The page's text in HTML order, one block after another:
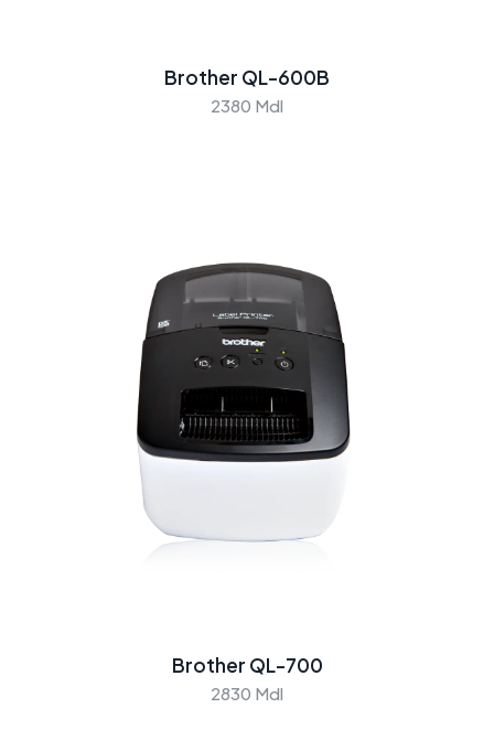
Brother QL-600B
2380 Mdl
Brother QL-700
2830 Mdl